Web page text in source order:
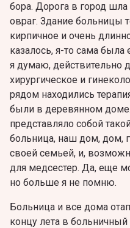
бора. Дорога в город шла
овраг. Здание больницы
кирпичное и очень
казалось, я-то сама
я думаю, действительно
хирургическое и
рядом находились
были в деревянном
представляло собой
больница, наш дом, дом,
своей семьей, и,
для медсестер. Да, еще
но больше я не помню.
Больница и все дома
концу лета в